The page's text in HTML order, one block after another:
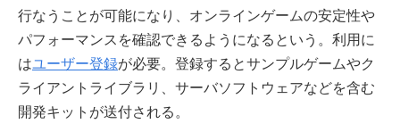
行なうことが可能になり、オンラインゲームの安定性や
パフォーマンスを確認できるようになるという。利用に
はユーザー登録が必要。登録するとサンプルゲームやク
ライアントライブラリ、サーバソフトウェアなどを含む
開発キットが送付される。